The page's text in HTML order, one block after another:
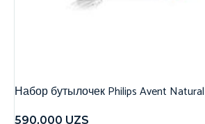
Набор бутылочек Philips Avent
590,000 UZS